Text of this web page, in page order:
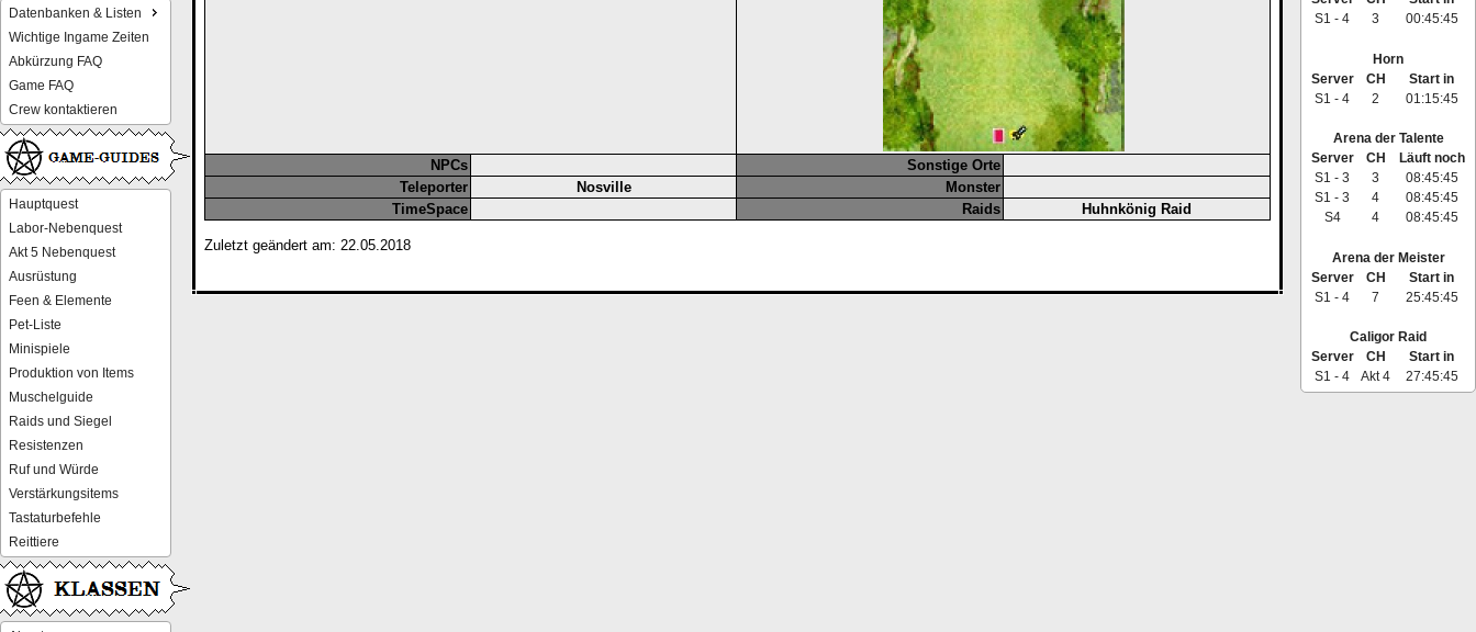
Datenbanken & Listen
Wichtige Ingame Zeiten
Abkürzung FAQ
Game FAQ
Crew kontaktieren
Hauptquest
Labor-Nebenquest
Akt 5 Nebenquest
Ausrüstung
Feen & Elemente
Pet-Liste
Minispiele
Produktion von Items
Muschelguide
Raids und Siegel
Resistenzen
Ruf und Würde
Verstärkungsitems
Tastaturbefehle
Reittiere
NPCs
Sonstige Orte
Teleporter
Nosville
Monster
TimeSpace
Raids Huhnkönig Raid
Zuletzt geändert am: 22.05.2018
S1 - 4
3 00:45:44
Horn
Server
CH
Start in
S1 - 4
2 01:15:44
Arena der Talente
Server
CH
Läuft noch
S1 - 3
3
08:45:44
S1 - 3
4
08:45:44
S4
4 08:45:44
Arena der Meister
Server
CH
Start in
S1 - 4
7 25:45:44
Caligor Raid
Server
CH
Start in
S1 - 4
Akt 4 27:45:44